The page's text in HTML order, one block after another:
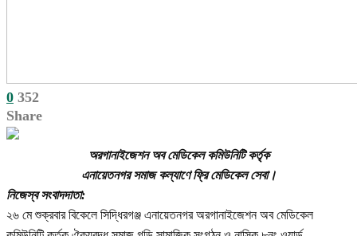
0 352
Share
অরগানাইজেশন অব মেডিকেল কমিউনিটি কর্তৃক
এনায়েতনগর সমাজ কল্যাণে ফ্রি মেডিকেল সেবা।
নিজেস্ব সংবাদদাতা:
২৬ মে শুক্রবার বিকেলে সিদ্ধিরগঞ্জ এনায়েতনগর অরগানাইজেশন অব মেডিকেল